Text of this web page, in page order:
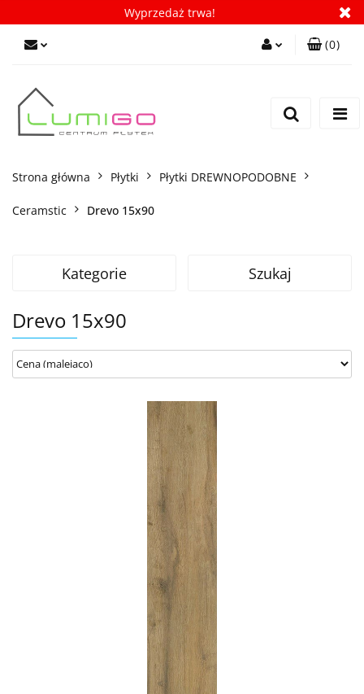
Wyprzedaż trwa!
(0)
Strona główna Płytki Płytki DREWNOPODOBNE
Ceramstic Drevo 15x90
Kategorie Szukaj
Drevo 15x90